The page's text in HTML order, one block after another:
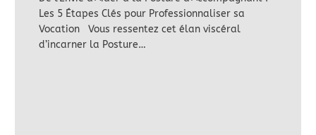
Les 5 Étapes Clés pour Professionnaliser sa
Vocation Vous ressentez cet élan viscéral
d’incarner la Posture…